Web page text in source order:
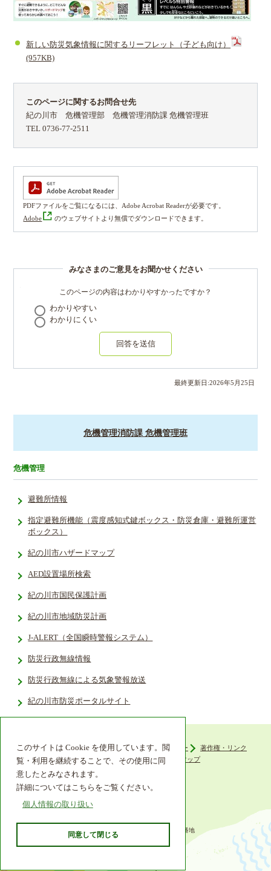
このサイトは Cookie を使用しています。閲
覧・利用を継続することで、その使用に同
意したとみなされます。
詳細についてはこちらをご覧ください。
個人情報の取り扱い
同意して閉じる
新しい防災気象情報に関するリーフレット（子ども向け）
(957KB)
このページに関するお問合せ先
紀の川市 危機管理部 危機管理消防課 危機管理班
TEL 0736-77-2511
PDFファイルをご覧になるには、Adobe Acrobat Readerが必要です。
Adobe
のウェブサイトより無償でダウンロードできます。
みなさまのご意見をお聞かせください
このページの内容はわかりやすかったですか？
わかりやすい
わかりにくい
回答を送信
最終更新日:2026年5 月 25 日
危機管理消防課 危機管理班
危機管理
避難所情報
指定避難所­機能（震度­感知式鍵ボ­ックス・防­災倉庫・避­難所運営
ボ­ックス）
紀の川市ハザードマップ
AED設置場所検索
紀の川市国民保護計画
紀の川市地域防災計画
J-ALERT（全国瞬時警報システム）
防災行政無線情報
防災行政無線による気象警報放送
紀の川市防災ポータルサイト
ウェブアクセシビリティ プライバシーポリシー
著作権・リンク
組織機構
リンク集 サイトマップ
〒649-6492 和歌山県紀の川市西大井338番地
TEL 0736-77-2511